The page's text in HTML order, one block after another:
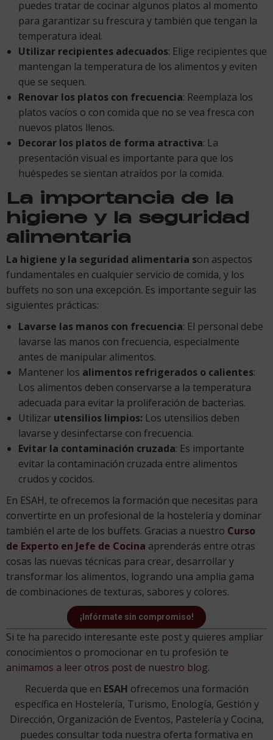
puedes tratar de cocinar algunos platos al momento
para garantizar su frescura y también que tengan la
temperatura ideal.
Utilizar recipientes adecuados: Elige recipientes que
mantengan la temperatura de los alimentos y eviten
que se sequen.
Renovar los platos con frecuencia: Reemplaza los
platos vacíos o con comida que no se vea fresca con
nuevos platos llenos.
Decorar los platos de forma atractiva: La
presentación visual es importante para que los
huéspedes se sientan atraídos por la comida.
La importancia de la
higiene y la seguridad
alimentaria
La higiene y la seguridad alimentaria son aspectos
fundamentales en cualquier servicio de comida, y los
buffets no son una excepción. Es importante seguir las
siguientes prácticas:
Lavarse las manos con frecuencia: El personal debe
lavarse las manos con frecuencia, especialmente
antes de manipular alimentos.
Mantener los alimentos refrigerados o calientes:
Los alimentos deben conservarse a la temperatura
adecuada para evitar la proliferación de bacterias.
Utilizar utensilios limpios: Los utensilios deben
lavarse y desinfectarse con frecuencia.
Evitar la contaminación cruzada: Es importante
evitar la contaminación cruzada entre alimentos
crudos y cocidos.
En ESAH, te ofrecemos la formación que necesitas para
convertirte en un profesional de la hostelería y dominar
también el arte de los buffets. Gracias a nuestro Curso
de Experto en Jefe de Cocina aprenderás entre otras
cosas las nuevas técnicas para crear, desarrollar y
transformar los alimentos, logrando una amplia gama
de combinaciones de texturas, sabores y colores.
¡Infórmate sin compromiso!
Si te ha parecido interesante este post y quieres ampliar
conocimientos o promocionar en tu profesión te
animamos a leer otros post de nuestro blog.
Recuerda que en ESAH ofrecemos una formación
específica en Hostelería, Turismo, Enología, Gestión y
Dirección, Organización de Eventos, Pastelería y Cocina,
puedes consultar toda nuestra oferta formativa en